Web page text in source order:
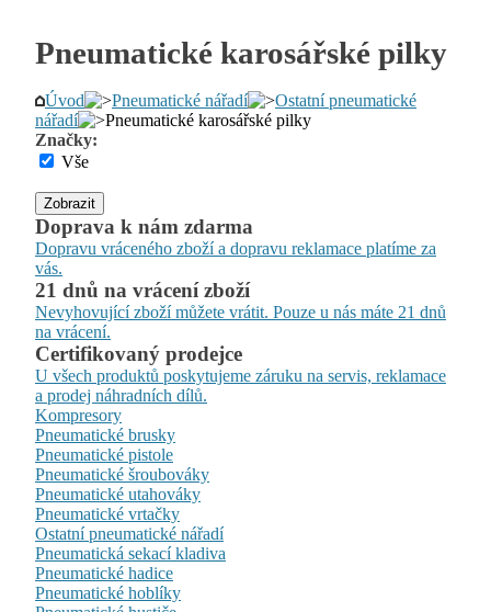
Pneumatické karosářské pilky
Úvod Pneumatické nářadí
Ostatní pneumatické
nářadí
Pneumatické karosářské pilky
Značky:
Vše
Zobrazit
Doprava k nám zdarma
Dopravu vráceného zboží a dopravu reklamace platíme za
vás.
21 dnů na vrácení zboží
Nevyhovující zboží můžete vrátit. Pouze u nás máte 21 dnů
na vrácení.
Certifikovaný prodejce
U všech produktů poskytujeme záruku na servis, reklamace
a prodej náhradních dílů.
Kompresory
Pneumatické brusky
Pneumatické pistole
Pneumatické šroubováky
Pneumatické utahováky
Pneumatické vrtačky
Ostatní pneumatické nářadí
Pneumatická sekací kladiva
Pneumatické hadice
Pneumatické hoblíky